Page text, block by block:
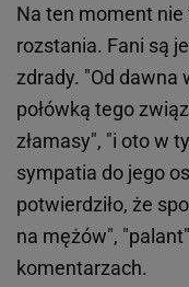
Na ten moment nie
rozstania. Fani są
zdrady. "Od dawna
połówką tego
złamasy", "i oto w
sympatia do jego
potwierdziło, że
na mężów",
komentarzach.